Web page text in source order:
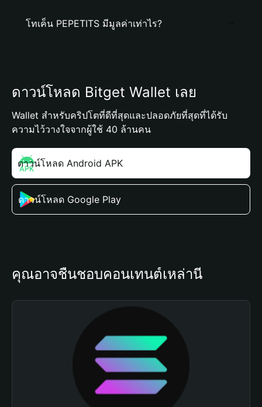
โทเค็น PEPETITS มีมูลค่าเท่าไร?
ดาวน์โหลด Bitget Wallet เลย
Wallet สำหรับคริปโตที่ดีที่สุดและปลอดภัยที่สุดที่ได้รับ
ความไว้วางใจจากผู้ใช้ 40 ล้านคน
ดาวน์โหลด Android APK
ดาวน์โหลด Google Play
คุณอาจชื่นชอบคอนเทนต์เหล่านี้